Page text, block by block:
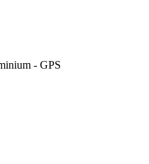
- GPS